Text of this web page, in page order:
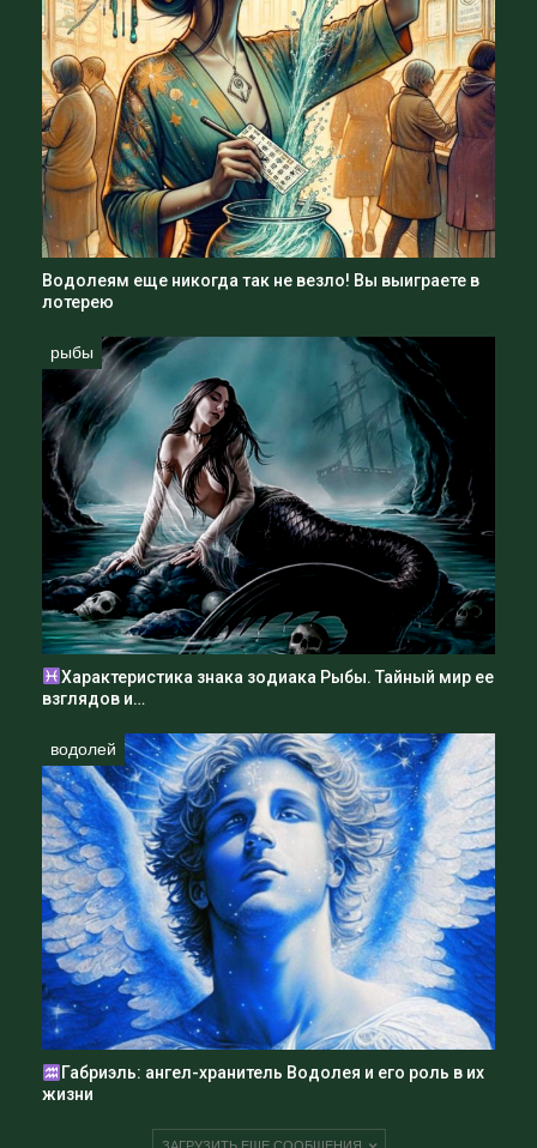
Водолеям еще никогда так не везло! Вы выиграете в
лотерею
рыбы
Характеристика знака зодиака Рыбы. Тайный мир ее
взглядов и…
водолей
Габриэль: ангел-хранитель Водолея и его роль в их
жизни